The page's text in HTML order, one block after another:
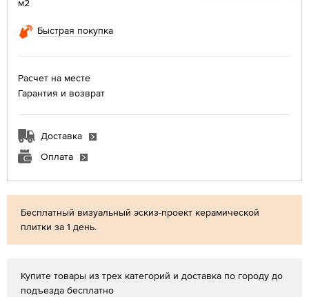
Бесплатный визуальный эскиз-проект керамической
плитки за 1 день.
Купите товары из трех категорий и доставка по городу до
подъезда бесплатно
м2
Быстрая покупка
Расчет на месте
Гарантия и возврат
Доставка
Оплата